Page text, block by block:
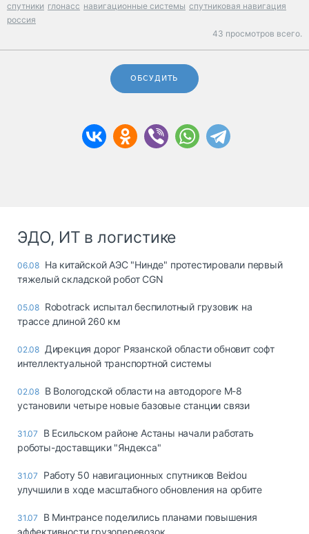
спутники глонасс навигационные системы спутниковая навигация
россия
43 просмотров всего.
ОБСУДИТЬ
ЭДО, ИТ в логистике
06.08 На китайской АЭС "Нинде" протестировали первый
тяжелый складской робот CGN
05.08 Robotrack испытал беспилотный грузовик на
трассе длиной 260 км
02.08 Дирекция дорог Рязанской области обновит софт
интеллектуальной транспортной системы
02.08 В Вологодской области на автодороге М-8
установили четыре новые базовые станции связи
31.07
В Есильском районе Астаны начали работать
роботы-доставщики "Яндекса"
31.07
Работу 50 навигационных спутников Beidou
улучшили в ходе масштабного обновления на орбите
31.07
В Минтрансе поделились планами повышения
эффективности грузоперевозок